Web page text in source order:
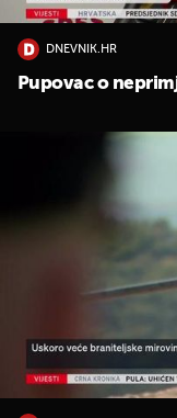
DNEVNIK.HR
Pupovac o